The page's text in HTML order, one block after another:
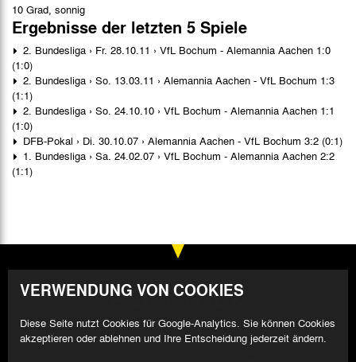
10 Grad, sonnig
Ergebnisse der letzten 5 Spiele
2. Bundesliga › Fr. 28.10.11 › VfL Bochum - Alemannia Aachen 1:0
(1:0)
2. Bundesliga › So. 13.03.11 › Alemannia Aachen - VfL Bochum 1:3
(1:1)
2. Bundesliga › So. 24.10.10 › VfL Bochum - Alemannia Aachen 1:1
(1:0)
DFB-Pokal › Di. 30.10.07 › Alemannia Aachen - VfL Bochum 3:2 (0:1)
1. Bundesliga › Sa. 24.02.07 › VfL Bochum - Alemannia Aachen 2:2
(1:1)
VERWENDUNG VON COOKIES
Diese Seite nutzt Cookies für Google-Analytics. Sie können Cookies
akzeptieren oder ablehnen und Ihre Entscheidung jederzeit ändern.